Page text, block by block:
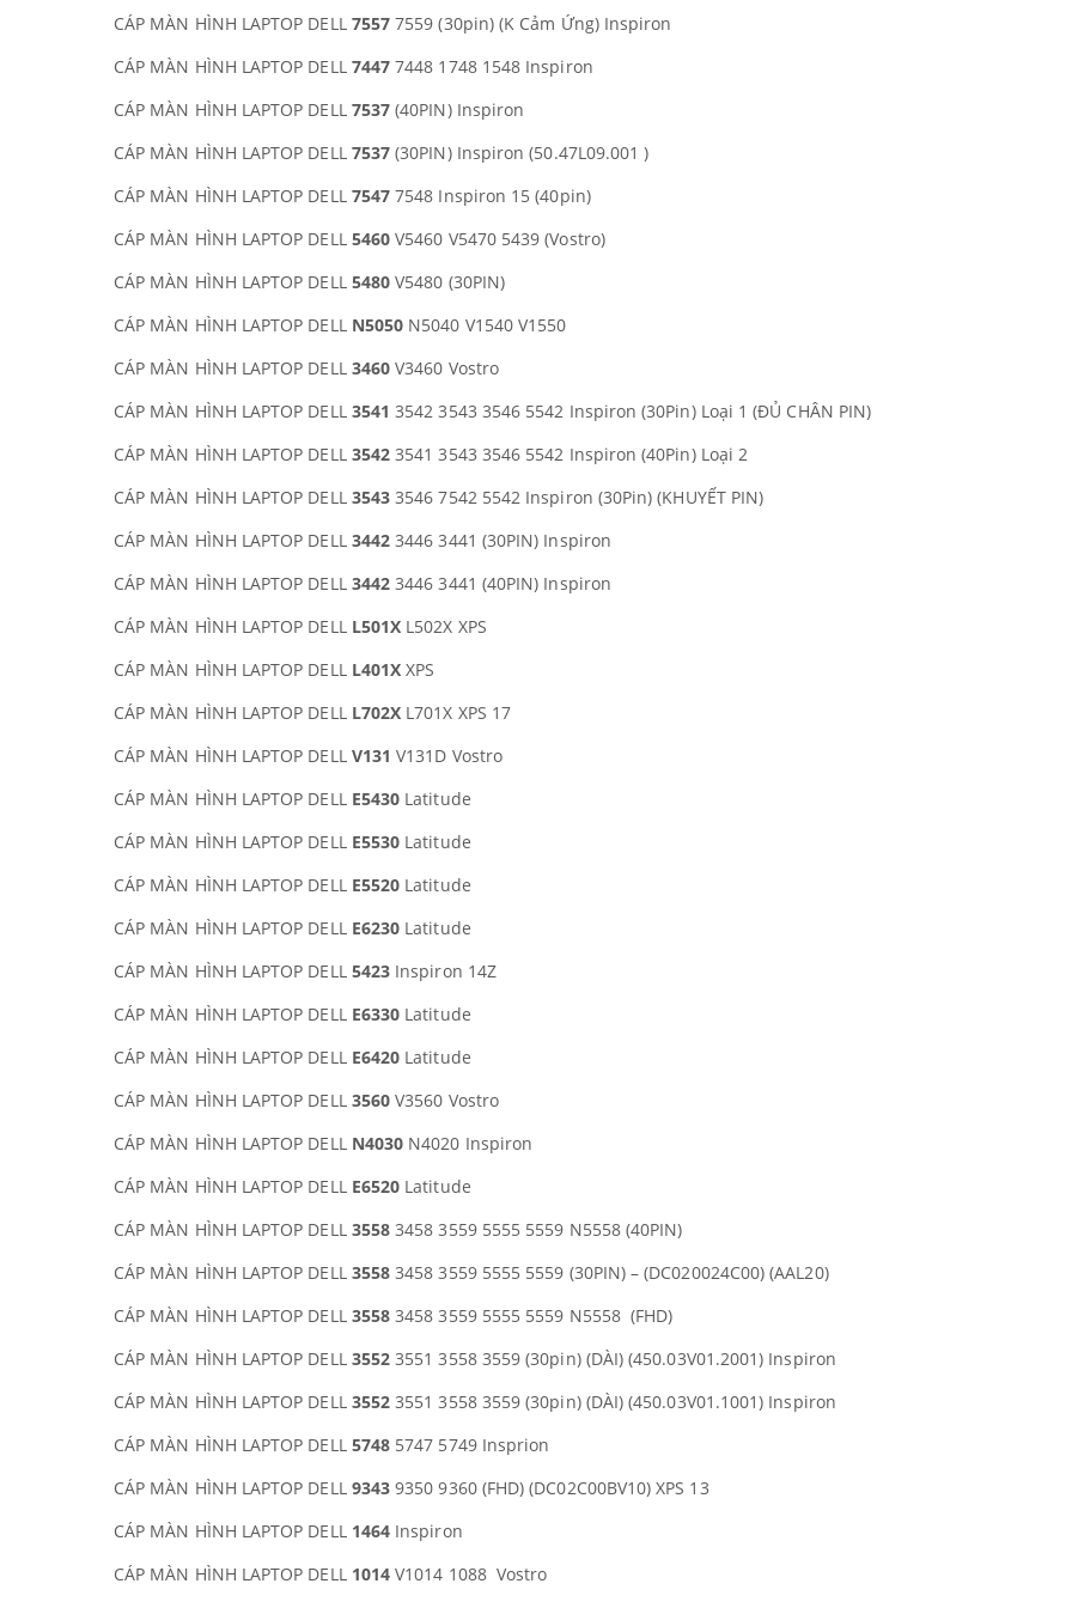
CÁP MÀN HÌNH LAPTOP DELL 7557 7559 (30pin) (K Cảm Ứng) Inspiron
CÁP MÀN HÌNH LAPTOP DELL 7447 7448 1748 1548 Inspiron
CÁP MÀN HÌNH LAPTOP DELL 7537 (40PIN) Inspiron
CÁP MÀN HÌNH LAPTOP DELL 7537 (30PIN) Inspiron (50.47L09.001 )
CÁP MÀN HÌNH LAPTOP DELL 7547 7548 Inspiron 15 (40pin)
CÁP MÀN HÌNH LAPTOP DELL 5460 V5460 V5470 5439 (Vostro)
CÁP MÀN HÌNH LAPTOP DELL 5480 V5480 (30PIN)
CÁP MÀN HÌNH LAPTOP DELL N5050 N5040 V1540 V1550
CÁP MÀN HÌNH LAPTOP DELL 3460 V3460 Vostro
CÁP MÀN HÌNH LAPTOP DELL 3541 3542 3543 3546 5542 Inspiron (30Pin) Loại 1 (ĐỦ CHÂN PIN)
CÁP MÀN HÌNH LAPTOP DELL 3542 3541 3543 3546 5542 Inspiron (40Pin) Loại 2
CÁP MÀN HÌNH LAPTOP DELL 3543 3546 7542 5542 Inspiron (30Pin) (KHUYẾT PIN)
CÁP MÀN HÌNH LAPTOP DELL 3442 3446 3441 (30PIN) Inspiron
CÁP MÀN HÌNH LAPTOP DELL 3442 3446 3441 (40PIN) Inspiron
CÁP MÀN HÌNH LAPTOP DELL L501X L502X XPS
CÁP MÀN HÌNH LAPTOP DELL L401X XPS
CÁP MÀN HÌNH LAPTOP DELL L702X L701X XPS 17
CÁP MÀN HÌNH LAPTOP DELL V131 V131D Vostro
CÁP MÀN HÌNH LAPTOP DELL E5430 Latitude
CÁP MÀN HÌNH LAPTOP DELL E5530 Latitude
CÁP MÀN HÌNH LAPTOP DELL E5520 Latitude
CÁP MÀN HÌNH LAPTOP DELL E6230 Latitude
CÁP MÀN HÌNH LAPTOP DELL 5423 Inspiron 14Z
CÁP MÀN HÌNH LAPTOP DELL E6330 Latitude
CÁP MÀN HÌNH LAPTOP DELL E6420 Latitude
CÁP MÀN HÌNH LAPTOP DELL 3560 V3560 Vostro
CÁP MÀN HÌNH LAPTOP DELL N4030 N4020 Inspiron
CÁP MÀN HÌNH LAPTOP DELL E6520 Latitude
CÁP MÀN HÌNH LAPTOP DELL 3558 3458 3559 5555 5559 N5558 (40PIN)
CÁP MÀN HÌNH LAPTOP DELL 3558 3458 3559 5555 5559 (30PIN) – (DC020024C00) (AAL20)
CÁP MÀN HÌNH LAPTOP DELL 3558 3458 3559 5555 5559 N5558 (FHD)
CÁP MÀN HÌNH LAPTOP DELL 3552 3551 3558 3559 (30pin) (DÀI) (450.03V01.2001) Inspiron
CÁP MÀN HÌNH LAPTOP DELL 3552 3551 3558 3559 (30pin) (DÀI) (450.03V01.1001) Inspiron
CÁP MÀN HÌNH LAPTOP DELL 5748 5747 5749 Insprion
CÁP MÀN HÌNH LAPTOP DELL 9343 9350 9360 (FHD) (DC02C00BV10) XPS 13
CÁP MÀN HÌNH LAPTOP DELL 1464 Inspiron
CÁP MÀN HÌNH LAPTOP DELL 1014 V1014 1088 Vostro